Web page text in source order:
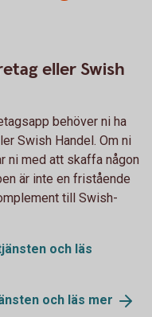
eller Swish
behöver ni ha
Swish Handel. Om ni
ni med att skaffa någon
är inte en fristående
till Swish-
och läs
och läs mer